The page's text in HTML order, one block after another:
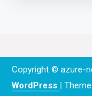
Copyright © azure-
WordPress